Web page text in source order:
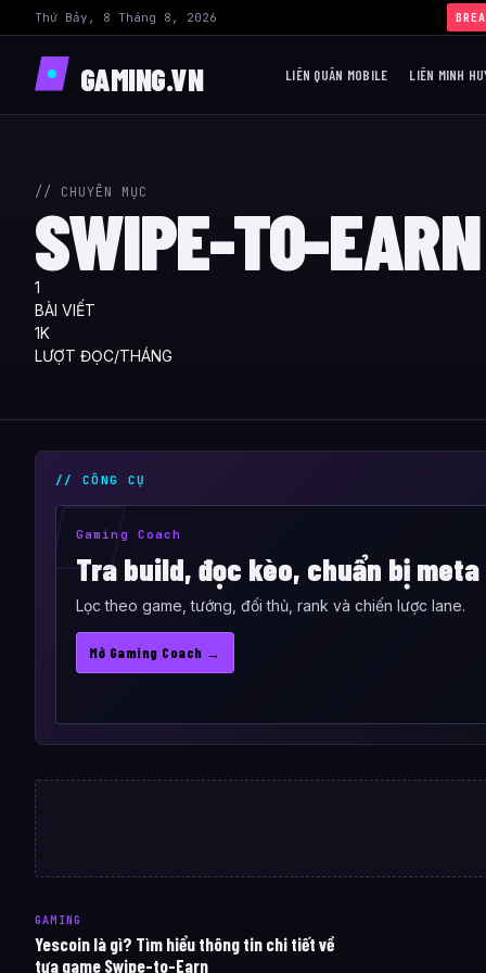
Thứ Bảy, 8 Tháng 8, 2026
GAMING.VN LIÊN QUÂN MOBILE LIÊN MINH
// CHUYÊN MỤC
SWIPE-TO-EARN
1
BÀI VIẾT
1K
LƯỢT ĐỌC/THÁNG
// CÔNG CỤ
Gaming Coach
Tra build, đọc kèo, chuẩn bị meta
Lọc theo game, tướng, đối thủ, rank và chiến lược lane.
Mở Gaming Coach →
GAMING
Yescoin là gì? Tìm hiểu thông tin chi tiết về
tựa game Swipe-to-Earn